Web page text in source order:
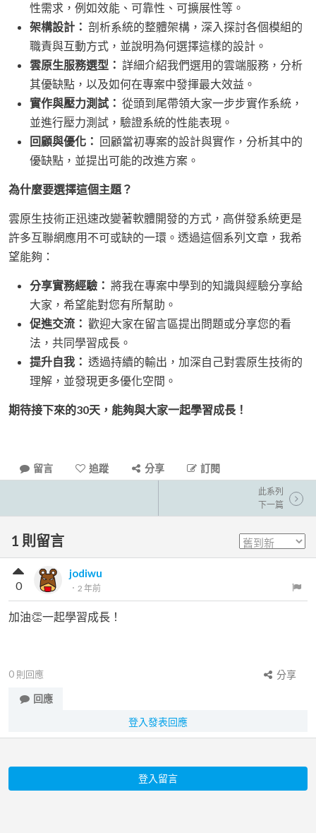
性需求，例如效能、可靠性、可擴展性等。
架構設計： 剖析系統的整體架構，深入探討各個模組的
職責與互動方式，並說明為何選擇這樣的設計。
雲原生服務選型： 詳細介紹我們選用的雲端服務，分析
其優缺點，以及如何在專案中發揮最大效益。
實作與壓力測試： 從頭到尾帶領大家一步步實作系統，
並進行壓力測試，驗證系統的性能表現。
回顧與優化： 回顧當初專案的設計與實作，分析其中的
優缺點，並提出可能的改進方案。
為什麼要選擇這個主題？
雲原生技術正迅速改變著軟體開發的方式，高併發系統更是
許多互聯網應用不可或缺的一環。透過這個系列文章，我希
望能夠：
分享實務經驗： 將我在專案中學到的知識與經驗分享給
大家，希望能對您有所幫助。
促進交流： 歡迎大家在留言區提出問題或分享您的看
法，共同學習成長。
提升自我： 透過持續的輸出，加深自己對雲原生技術的
理解，並發現更多優化空間。
期待接下來的30天，能夠與大家一起學習成長！
留言 追蹤 分享 訂閱
此系列
下一篇
1 則留言
jodiwu
． 2 年前
0
加油👏一起學習成長！
0 則回應
分享
回應
登入發表回應
登入留言